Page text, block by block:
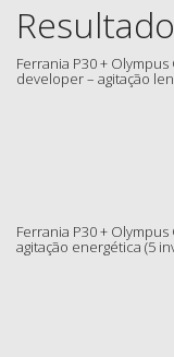
Ferrania P30 +
developer – agitação
Ferrania P30 +
agitação energética (5